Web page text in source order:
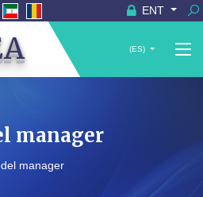
ENT
(ES)
manager
manager